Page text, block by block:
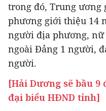
trong đó, Trung
phương giới thiệu 14
người địa phương,
ngoài Đảng 1 người,
người.
[Hải Dương sẽ bầu 9
đại biểu HĐND tỉnh]